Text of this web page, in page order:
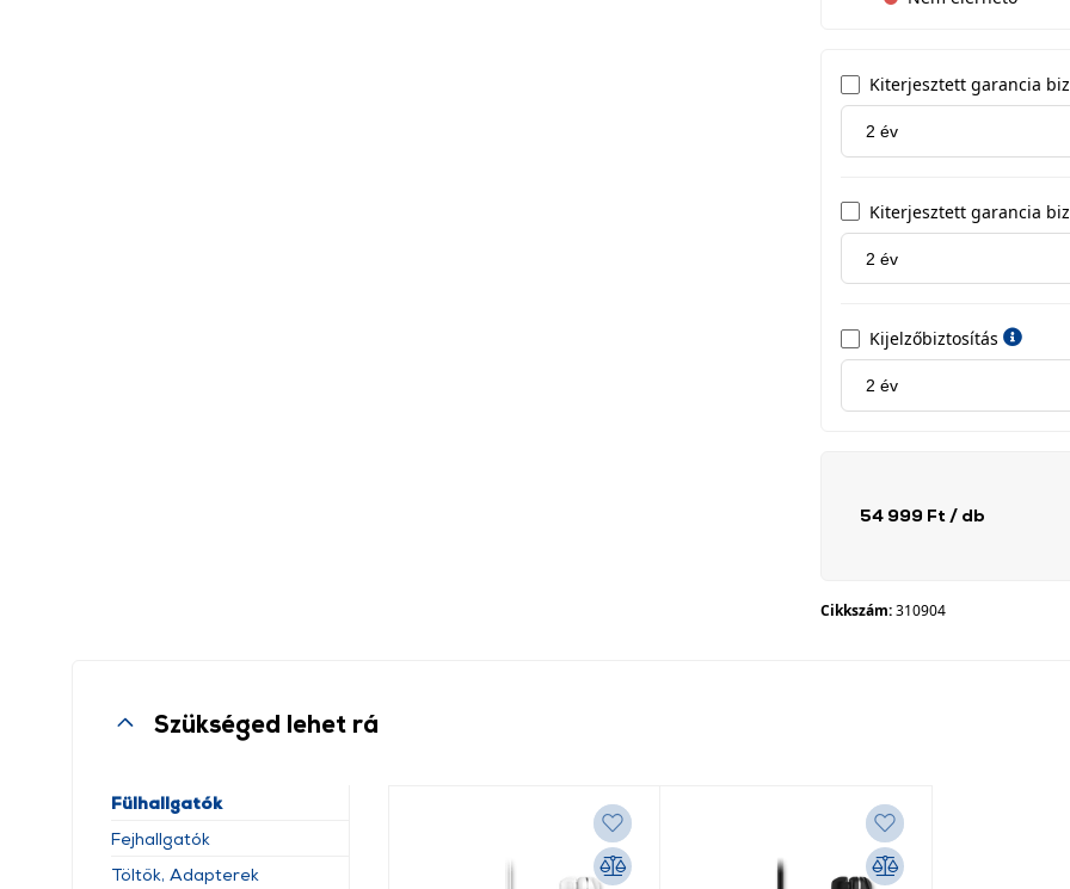
Kiterjesztett garancia
Kiterjesztett garancia
Kijelzőbiztosítás
54 999 Ft / db
Cikkszám:310904
Szükséged lehet rá
Fülhallgatók
Fejhallgatók
Töltők, Adapterek